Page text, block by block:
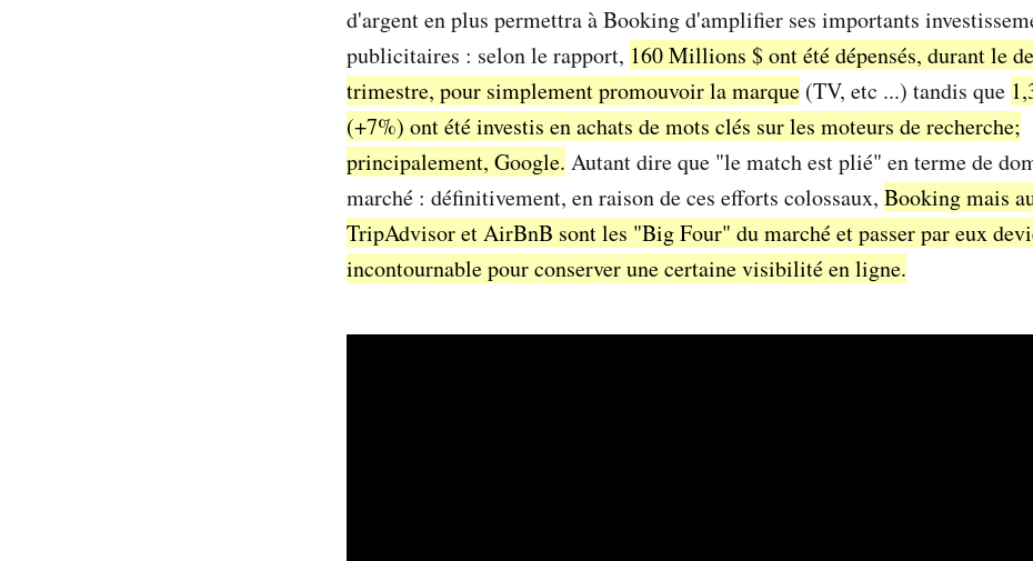
d'argent en plus permettra à Booking d'amplifier ses importants
publicitaires : selon le rapport, 160 Millions $ ont été dépensés, durant le
trimestre, pour simplement promouvoir la marque (TV, etc ...) tandis que
(+7%) ont été investis en achats de mots clés sur les moteurs de recherche;
principalement, Google. Autant dire que "le match est plié" en terme de
marché : définitivement, en raison de ces efforts colossaux, Booking mais
TripAdvisor et AirBnB sont les "Big Four" du marché et passer par eux
incontournable pour conserver une certaine visibilité en ligne.